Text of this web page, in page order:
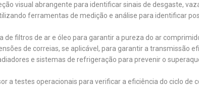
visual abrangente para identificar sinais de desgaste,
ferramentas de medição e análise para identificar
de filtros de ar e óleo para garantir a pureza do ar
de correias, se aplicável, para garantir a transmissão
e sistemas de refrigeração para prevenir o
a testes operacionais para verificar a eficiência do ciclo